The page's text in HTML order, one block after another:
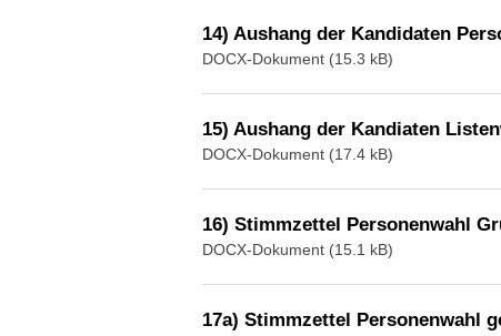
14) Aushang der Kandidaten
DOCX-Dokument (15.3 kB)
15) Aushang der Kandiaten
DOCX-Dokument (17.4 kB)
16) Stimmzettel Personenwahl
DOCX-Dokument (15.1 kB)
17a) Stimmzettel Personenwahl